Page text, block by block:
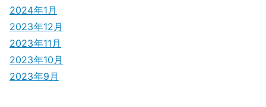
2024年1月
2023年12月
2023年11月
2023年10月
2023年9月